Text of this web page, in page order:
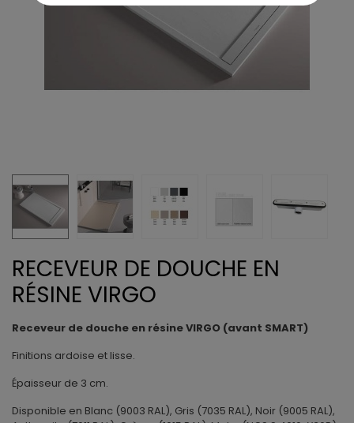
RECEVEUR DE DOUCHE EN
RÉSINE VIRGO
Receveur de douche en résine VIRGO (avant SMART)
Finitions ardoise et lisse.
Épaisseur de 3 cm.
Disponible en Blanc (9003 RAL), Gris (7035 RAL), Noir (9005 RAL),